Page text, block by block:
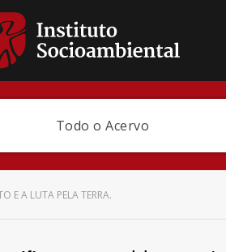
Todo o Acervo
E A LUTA PELA TERRA.